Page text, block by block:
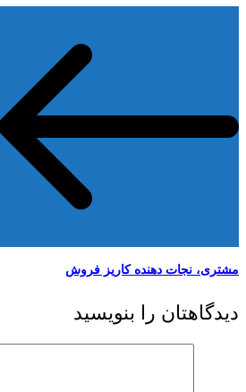
مشتری، نجات دهنده کاریز فروش
دیدگاهتان را بنویسید